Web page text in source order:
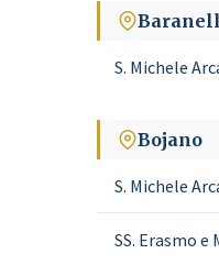
S. Michele
Bojano
S. Michele
SS. Erasmo e